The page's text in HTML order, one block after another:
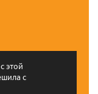
этой
с